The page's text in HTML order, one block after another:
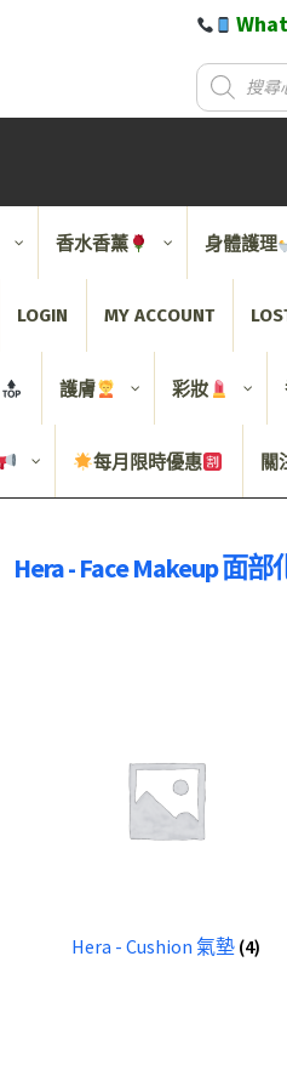
香水香薰 身體護理
LOGIN MY ACCOUNT
護膚 彩妝
每月限時優惠 關
Hera - Face Makeup 面部
Hera - Cushion 氣墊 (4)